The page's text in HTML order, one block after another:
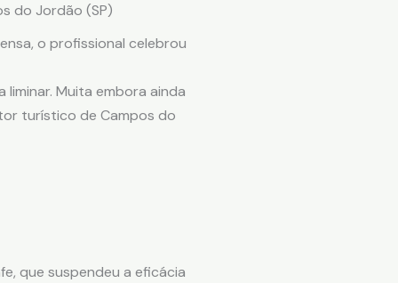
do Jordão (SP)
o profissional celebrou
Muita embora ainda
turístico de Campos do
que suspendeu a eficácia